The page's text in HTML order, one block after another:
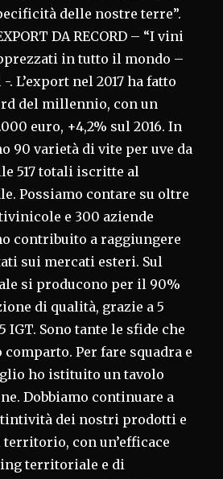
delle nostre terre”.
DA RECORD – “I vini
in tutto il mondo –
L’export nel 2017 ha fatto
del millennio, con un
euro, +4,2% sul 2016. In
90 varietà di vite per uve da
517 totali iscritte al
Possiamo contare su oltre
e 300 aziende
contribuito a raggiungere
sui mercati esteri. Sul
si producono per il 90%
di qualità, grazie a 5
IGT. Sono tante le sfide che
Per fare squadra e
ho istituito un tavolo
Dobbiamo continuare a
dei nostri prodotti e
con un’efficace
territoriale e di